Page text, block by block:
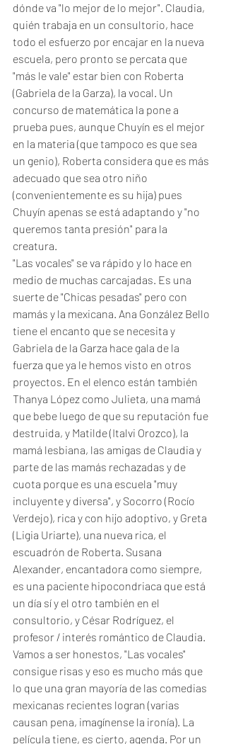
dónde va "lo mejor de lo mejor". Claudia,
quién trabaja en un consultorio, hace
todo el esfuerzo por encajar en la nueva
escuela, pero pronto se percata que
"más le vale" estar bien con Roberta
(Gabriela de la Garza), la vocal. Un
concurso de matemática la pone a
prueba pues, aunque Chuyín es el mejor
en la materia (que tampoco es que sea
un genio), Roberta considera que es más
adecuado que sea otro niño
(convenientemente es su hija) pues
Chuyín apenas se está adaptando y "no
queremos tanta presión" para la
creatura.
"Las vocales" se va rápido y lo hace en
medio de muchas carcajadas. Es una
suerte de "Chicas pesadas" pero con
mamás y la mexicana. Ana González Bello
tiene el encanto que se necesita y
Gabriela de la Garza hace gala de la
fuerza que ya le hemos visto en otros
proyectos. En el elenco están también
Thanya López como Julieta, una mamá
que bebe luego de que su reputación fue
destruida, y Matilde (Italvi Orozco), la
mamá lesbiana, las amigas de Claudia y
parte de las mamás rechazadas y de
cuota porque es una escuela "muy
incluyente y diversa", y Socorro (Rocío
Verdejo), rica y con hijo adoptivo, y Greta
(Ligia Uriarte), una nueva rica, el
escuadrón de Roberta. Susana
Alexander, encantadora como siempre,
es una paciente hipocondriaca que está
un día sí y el otro también en el
consultorio, y César Rodríguez, el
profesor / interés romántico de Claudia.
Vamos a ser honestos, "Las vocales"
consigue risas y eso es mucho más que
lo que una gran mayoría de las comedias
mexicanas recientes logran (varias
causan pena, imagínense la ironía). La
película tiene, es cierto, agenda. Por un